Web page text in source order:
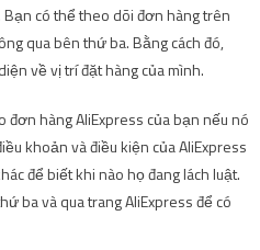
có thể theo dõi đơn hàng trên
qua bên thứ ba. Bằng cách đó,
về vị trí đặt hàng của mình.
đơn hàng AliExpress của bạn nếu nó
khoản và điều kiện của AliExpress
để biết khi nào họ đang lách luật.
ba và qua trang AliExpress để có